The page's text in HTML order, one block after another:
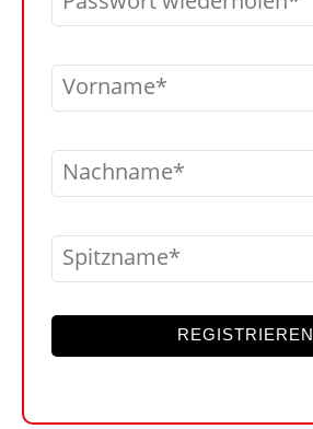
Vorname
Nachname
Spitzname
REGISTRIEREN